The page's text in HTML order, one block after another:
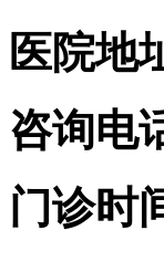
医院地
咨询电
门诊时